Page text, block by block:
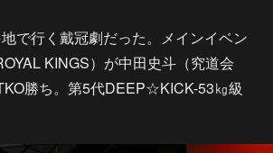
で行く戴冠劇だった。メインイベン
KINGS）が中田史斗（究道会
勝ち。第5代DEEP☆KICK-53㎏級